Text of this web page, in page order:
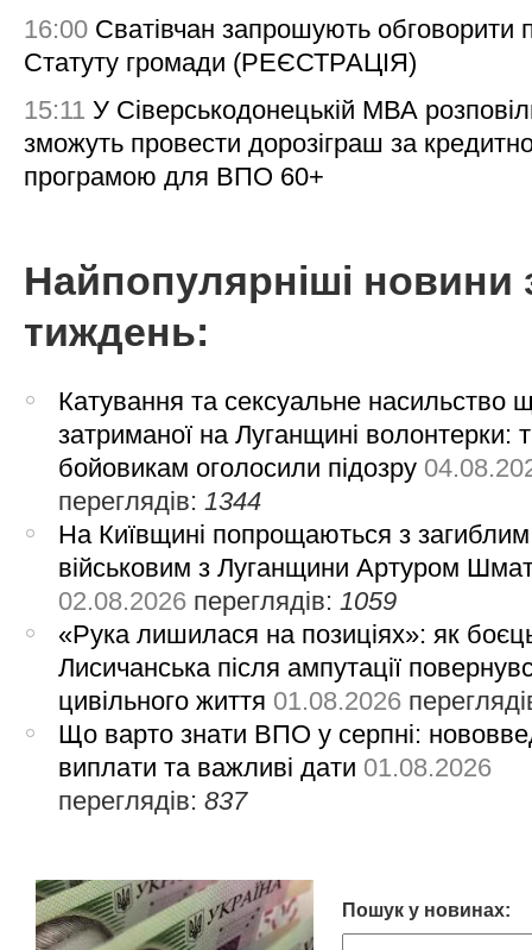
16:00 Сватівчан запрошують обговорити
Статуту громади (РЕЄСТРАЦІЯ)
15:11 У Сіверськодонецькій МВА
зможуть провести дорозіграш за
програмою для ВПО 60+
Найпопулярніші новини
тиждень:
Катування та сексуальне насильство
затриманої на Луганщині волонтерки:
бойовикам оголосили підозру
переглядів: 1344
На Київщині попрощаються з загиблим
військовим з Луганщини Артуром
02.08.2026 переглядів: 1059
«Рука лишилася на позиціях»: як
Лисичанська після ампутації
цивільного життя 01.08.2026
Що варто знати ВПО у серпні:
виплати та важливі дати 01.08.2026
переглядів:837
Пошук у новинах: